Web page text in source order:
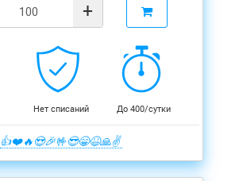
+
Нет списаний До 400/сутки
👍❤️🔥😍🎉🤟😎😁😆🙏✌️